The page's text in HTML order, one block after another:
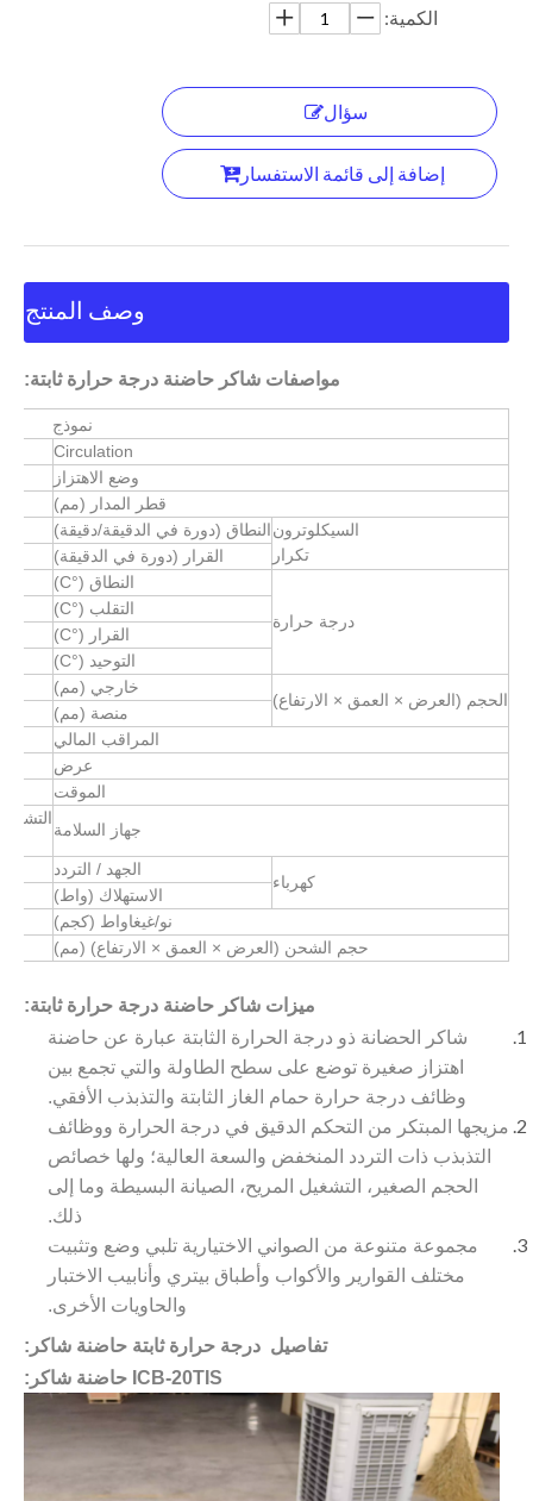
الكمية:
سؤال
إضافة إلى قائمة الاستفسار
وصف المنتج
مواصفات شاكر حاضنة درجة حرارة ثابتة:
نموذج
Circulation
وضع الاهتزاز
قطر المدار (مم)
السيكلوترون
تكرار
النطاق (دورة في الدقيقة/دقيقة)
القرار (دورة في الدقيقة)
درجة حرارة
النطاق (°C)
التقلب (°C)
القرار (°C)
التوحيد (°C)
الحجم (العرض × العمق × الارتفاع)
خارجي (مم)
منصة (مم)
المراقب المالي
عرض
الموقت
جهاز السلامة
كهرباء
الجهد / التردد
الاستهلاك (واط)
نو/غيغاواط (كجم)
حجم الشحن (العرض × العمق × الارتفاع) (مم)
ميزات شاكر حاضنة درجة حرارة ثابتة:
شاكر الحضانة ذو درجة الحرارة الثابتة عبارة عن حاضنة
اهتزاز صغيرة توضع على سطح الطاولة والتي تجمع بين
وظائف درجة حرارة حمام الغاز الثابتة والتذبذب الأفقي.
مزيجها المبتكر من التحكم الدقيق في درجة الحرارة ووظائف
التذبذب ذات التردد المنخفض والسعة العالية؛ ولها خصائص
الحجم الصغير، التشغيل المريح، الصيانة البسيطة وما إلى
ذلك.
مجموعة متنوعة من الصواني الاختيارية تلبي وضع وتثبيت
مختلف القوارير والأكواب وأطباق بيتري وأنابيب الاختبار
والحاويات الأخرى.
تفاصيل درجة حرارة ثابتة حاضنة شاكر:
ICB-20TIS حاضنة شاكر: